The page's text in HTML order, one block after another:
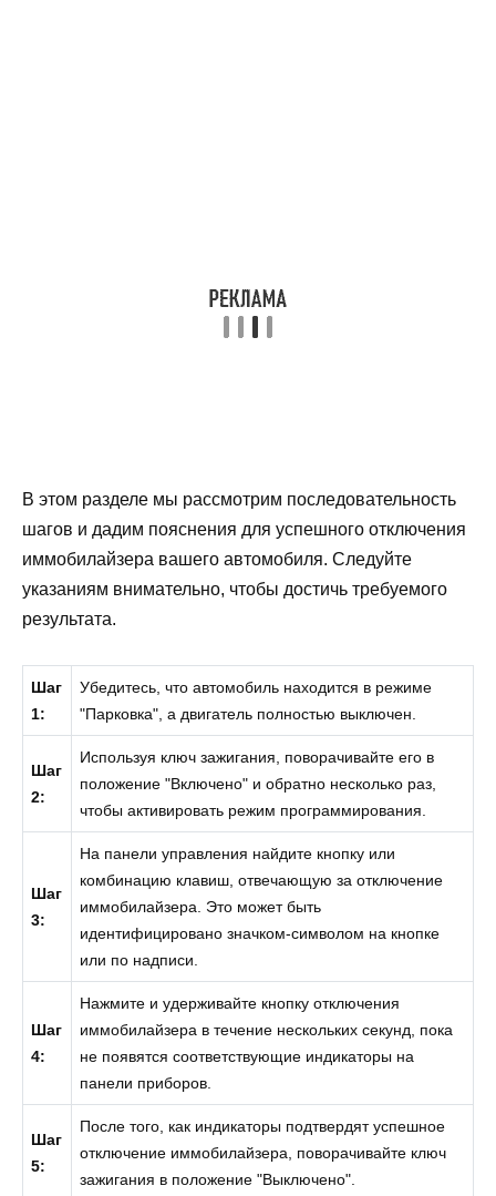
В этом разделе мы рассмотрим последовательность
шагов и дадим пояснения для успешного отключения
иммобилайзера вашего автомобиля. Следуйте
указаниям внимательно, чтобы достичь требуемого
результата.
Шаг
1:
Убедитесь, что автомобиль находится в режиме
"Парковка", а двигатель полностью выключен.
Шаг
2:
Используя ключ зажигания, поворачивайте его в
положение "Включено" и обратно несколько раз,
чтобы активировать режим программирования.
Шаг
3:
На панели управления найдите кнопку или
комбинацию клавиш, отвечающую за отключение
иммобилайзера. Это может быть
идентифицировано значком-символом на кнопке
или по надписи.
Шаг
4:
Нажмите и удерживайте кнопку отключения
иммобилайзера в течение нескольких секунд, пока
не появятся соответствующие индикаторы на
панели приборов.
Шаг
5:
После того, как индикаторы подтвердят успешное
отключение иммобилайзера, поворачивайте ключ
зажигания в положение "Выключено".